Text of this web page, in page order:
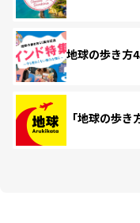
地球の歩き方
「地球の歩